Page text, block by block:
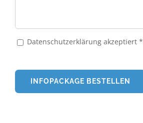
Datenschutzerklärung akzeptiert *